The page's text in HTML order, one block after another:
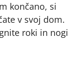
končano, si
v svoj dom.
roki in nogi